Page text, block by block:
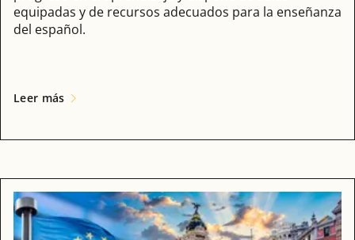
equipadas y de recursos adecuados para la enseñanza
del español.
Leer más